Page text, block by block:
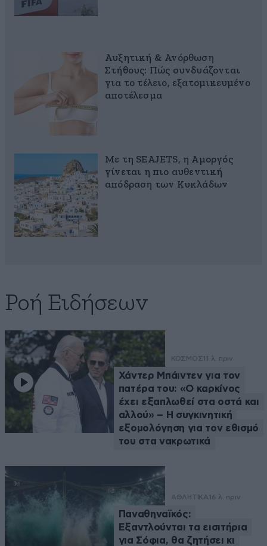
Αυξητική & Ανόρθωση
Στήθους: Πώς συνδυάζονται
για το τέλειο, εξατομικευμένο
αποτέλεσμα
Με τη SEAJETS, η Αμοργός
γίνεται η πιο αυθεντική
απόδραση των Κυκλάδων
Ροή Ειδήσεων
ΚΟΣΜΟΣ 11 λ. πριν
Χάντερ Μπάιντεν για τον
πατέρα του: «Ο καρκίνος
έχει εξαπλωθεί στα οστά και
αλλού» – Η συγκινητική
εξομολόγηση για τον εθισμό
του στα νακρωτικά
ΑΘΛΗΤΙΚΑ 16 λ. πριν
Παναθηναϊκός:
Εξαντλούνται τα εισιτήρια
για Σόφια, θα ζητήσει κι